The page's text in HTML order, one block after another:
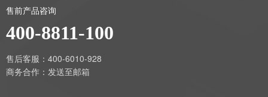
售前产品咨询
400-8811-100
售后客服：400-6010-928
商务合作： 发送至邮箱